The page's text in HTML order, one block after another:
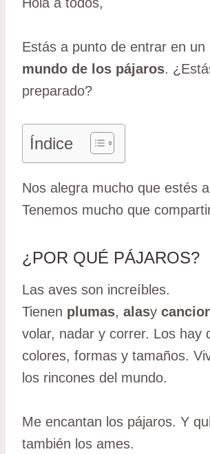
Estás a punto de entrar en un
mundo de los pájaros.
preparado?
Índice
Nos alegra mucho que estés
Tenemos mucho que
¿POR QUÉ PÁJAROS?
Las aves son increíbles.
Tienen plumas, alasy
volar, nadar y correr. Los hay
colores, formas y tamaños.
los rincones del mundo.
Me encantan los pájaros. Y
también los ames.